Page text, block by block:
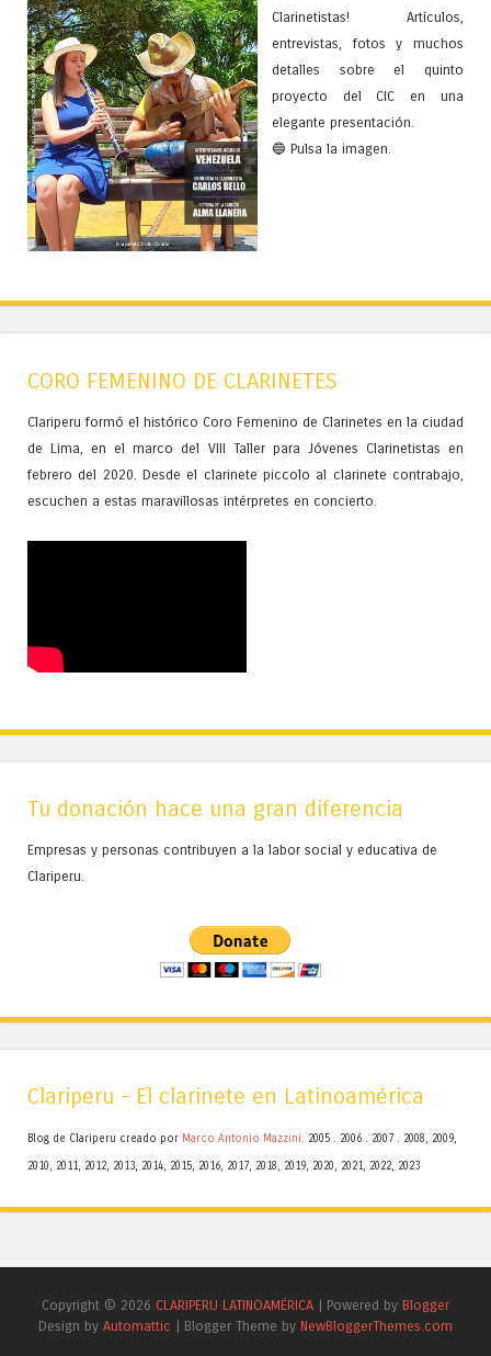
Clarinetistas! Artículos,
entrevistas, fotos y muchos
detalles sobre el quinto
proyecto del CIC en una
elegante presentación.
🔵 Pulsa la imagen.
CORO FEMENINO DE CLARINETES
Clariperu formó el histórico Coro Femenino de Clarinetes en la ciudad
de Lima, en el marco del VIII Taller para Jóvenes Clarinetistas en
febrero del 2020. Desde el clarinete piccolo al clarinete contrabajo,
escuchen a estas maravillosas intérpretes en concierto.
Tu donación hace una gran diferencia
Empresas y personas contribuyen a la labor social y educativa de
Clariperu.
Clariperu - El clarinete en Latinoamérica
Blog de Clariperu creado por Marco Antonio Mazzini. 2005 . 2006 . 2007 . 2008, 2009,
2010, 2011, 2012, 2013, 2014, 2015, 2016, 2017, 2018, 2019, 2020, 2021, 2022, 2023
Copyright © 2026 CLARIPERU LATINOAMÉRICA | Powered by Blogger
Design by Automattic | Blogger Theme by NewBloggerThemes.com